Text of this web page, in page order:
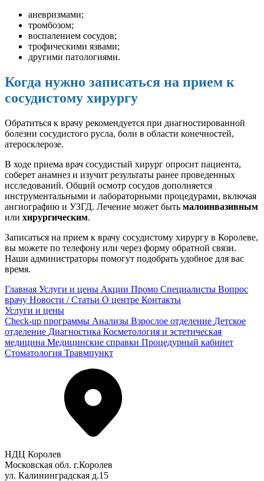
аневризмами;
тромбозом;
воспалением сосудов;
трофическими язвами;
другими патологиями.
Когда нужно записаться на прием к
сосудистому хирургу
Обратиться к врачу рекомендуется при диагностированной
болезни сосудистого русла, боли в области конечностей,
атеросклерозе.
В ходе приема врач сосудистый хирург опросит пациента,
соберет анамнез и изучит результаты ранее проведенных
исследований. Общий осмотр сосудов дополняется
инструментальными и лабораторными процедурами, включая
ангиографию и УЗГД. Лечение может быть малоинвазивным
или хирургическим.
Записаться на прием к врачу сосудистому хирургу в Королеве,
вы можете по телефону или через форму обратной связи.
Наши администраторы помогут подобрать удобное для вас
время.
Главная Услуги и цены Акции Промо Специалисты Вопрос
врачу Новости / Статьи О центре Контакты
Услуги и цены
Check-up программы Анализы Взрослое отделение Детское
отделение Диагностика Косметология и эстетическая
медицина Медицинские справки Процедурный кабинет
Стоматология Травмпункт
НДЦ Королев
Московская обл. г.Королев
ул. Калининградская д.15